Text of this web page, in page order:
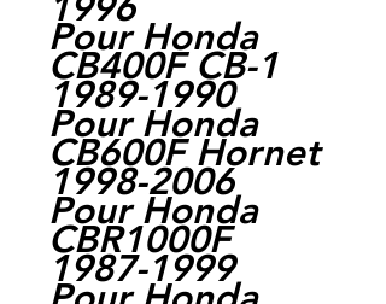
Pour Honda
CB400F CB-1
1989-1990
Pour Honda
CB600F Hornet
1998-2006
Pour Honda
CBR1000F
1987-1999